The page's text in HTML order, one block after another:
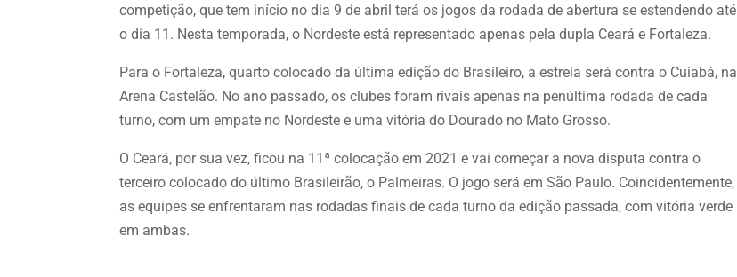
competição, que tem início no dia 9 de abril terá os jogos da rodada de abertura se estendendo até
o dia 11. Nesta temporada, o Nordeste está representado apenas pela dupla Ceará e Fortaleza.
Para o Fortaleza, quarto colocado da última edição do Brasileiro, a estreia será contra o Cuiabá, na
Arena Castelão. No ano passado, os clubes foram rivais apenas na penúltima rodada de cada
turno, com um empate no Nordeste e uma vitória do Dourado no Mato Grosso.
O Ceará, por sua vez, ficou na 11ª colocação em 2021 e vai começar a nova disputa contra o
terceiro colocado do último Brasileirão, o Palmeiras. O jogo será em São Paulo. Coincidentemente,
as equipes se enfrentaram nas rodadas finais de cada turno da edição passada, com vitória verde
em ambas.